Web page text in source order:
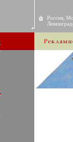
Россия,